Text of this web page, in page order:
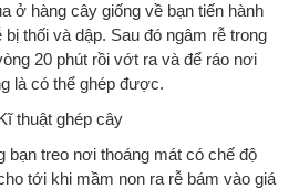
ở hàng cây giống về bạn tiến hành
thối và dập. Sau đó ngâm rễ trong
20 phút rồi vớt ra và để ráo nơi
là có thể ghép được.
bạn treo nơi thoáng mát có chế độ
tới khi mầm non ra rễ bám vào giá